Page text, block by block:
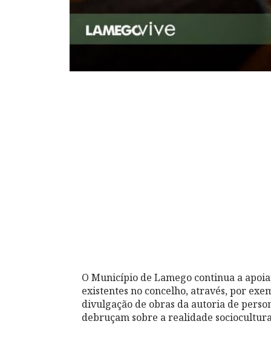
O Município de Lamego continua a
existentes no concelho, através, por
divulgação de obras da autoria de
debruçam sobre a realidade